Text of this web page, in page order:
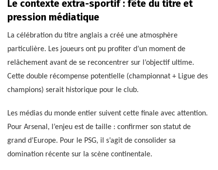
Le contexte extra-sportif : fête du titre et
pression médiatique
La célébration du titre anglais a créé une atmosphère
particulière. Les joueurs ont pu profiter d’un moment de
relâchement avant de se reconcentrer sur l’objectif ultime.
Cette double récompense potentielle (championnat + Ligue des
champions) serait historique pour le club.
Les médias du monde entier suivent cette finale avec attention.
Pour Arsenal, l’enjeu est de taille : confirmer son statut de
grand d’Europe. Pour le PSG, il s’agit de consolider sa
domination récente sur la scène continentale.